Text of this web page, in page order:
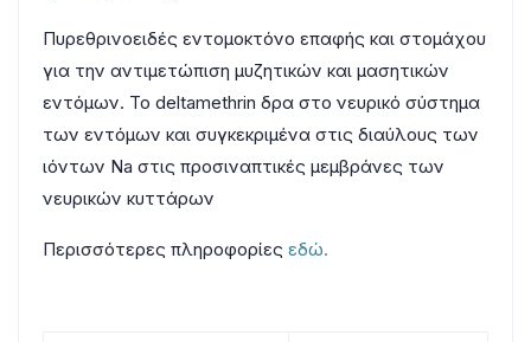
Πυρεθρινοειδές εντομοκτόνο επαφής και στομάχου
για την αντιμετώπιση μυζητικών και μασητικών
εντόμων. Το deltamethrin δρα στο νευρικό σύστημα
των εντόμων και συγκεκριμένα στις διαύλους των
ιόντων Na στις προσιναπτικές μεμβράνες των
νευρικών κυττάρων
Περισσότερες πληροφορίες εδώ.